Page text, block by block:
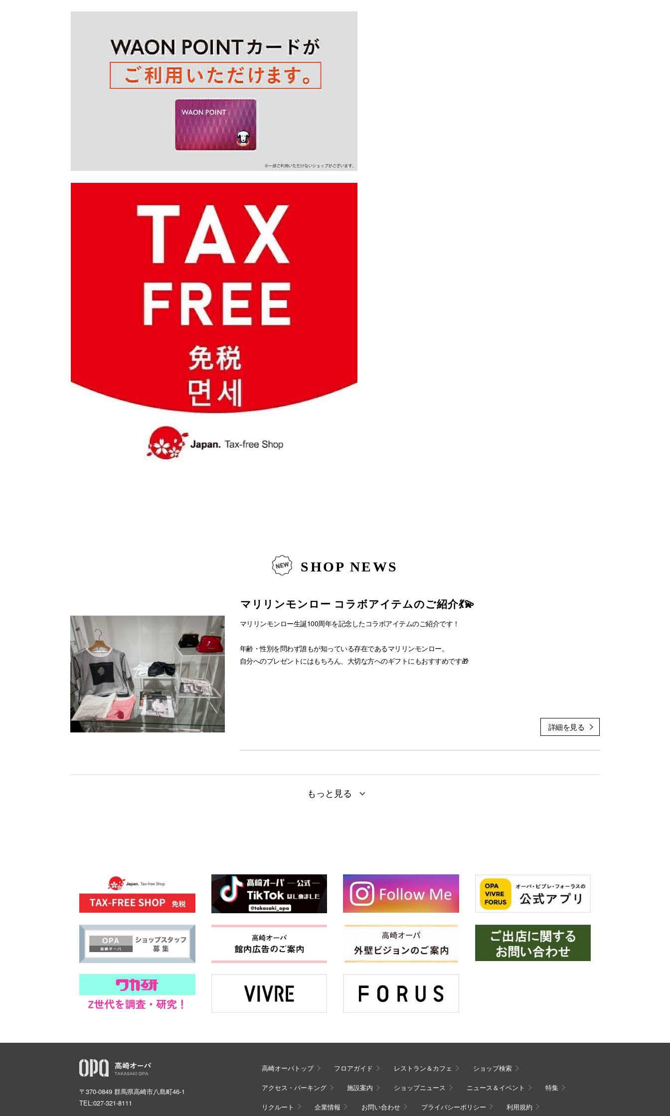
SHOP NEWS
マリリンモンロー コラボアイテムのご紹介💃💫
マリリンモンロー生誕100周年を記念したコラボアイテムのご紹介です！
年齢・性別を問わず誰もが知っている存在であるマリリンモンロー。
自分へのプレゼントにはもちろん、大切な方へのギフトにもおすすめです🎁
もっと見る
〒370-0849 群馬県高崎市八島町46-1
TEL:027-321-8111
高崎オーパトップ フロアガイド レストラン＆カフェ ショップ検索
アクセス・パーキング 施設案内 ショップニュース ニュース＆イベント 特集
リクルート 企業情報 お問い合わせ プライバシーポリシー 利用規約